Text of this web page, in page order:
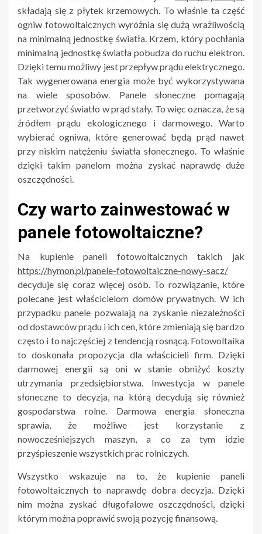
składają się z płytek krzemowych. To właśnie ta część
ogniw fotowoltaicznych wyróżnia się dużą wrażliwością
na minimalną jednostkę światła. Krzem, który pochłania
minimalną jednostkę światła pobudza do ruchu elektron.
Dzięki temu możliwy jest przepływ prądu elektrycznego.
Tak wygenerowana energia może być wykorzystywana
na wiele sposobów. Panele słoneczne pomagają
przetworzyć światło w prąd stały. To więc oznacza, że są
źródłem prądu ekologicznego i darmowego. Warto
wybierać ogniwa, które generować będą prąd nawet
przy niskim natężeniu światła słonecznego. To właśnie
dzięki takim panelom można zyskać naprawdę duże
oszczędności.
Czy warto zainwestować w
panele fotowoltaiczne?
Na kupienie paneli fotowoltaicznych takich jak
https://hymon.pl/panele-fotowoltaiczne-nowy-sacz/
decyduje się coraz więcej osób. To rozwiązanie, które
polecane jest właścicielom domów prywatnych. W ich
przypadku panele pozwalają na zyskanie niezależności
od dostawców prądu i ich cen, które zmieniają się bardzo
często i to najczęściej z tendencją rosnącą. Fotowoltaika
to doskonała propozycja dla właścicieli firm. Dzięki
darmowej energii są oni w stanie obniżyć koszty
utrzymania przedsiębiorstwa. Inwestycja w panele
słoneczne to decyzja, na którą decydują się również
gospodarstwa rolne. Darmowa energia słoneczna
sprawia, że możliwe jest korzystanie z
nowocześniejszych maszyn, a co za tym idzie
przyśpieszenie wszystkich prac rolniczych.
Wszystko wskazuje na to, że kupienie paneli
fotowoltaicznych to naprawdę dobra decyzja. Dzięki
nim można zyskać długofalowe oszczędności, dzięki
którym można poprawić swoją pozycję finansową.